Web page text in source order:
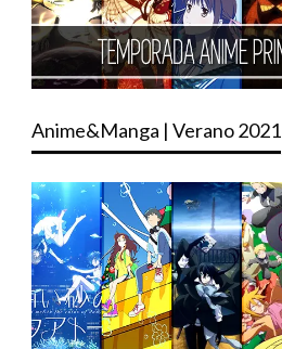
Anime&Manga | Verano 2021